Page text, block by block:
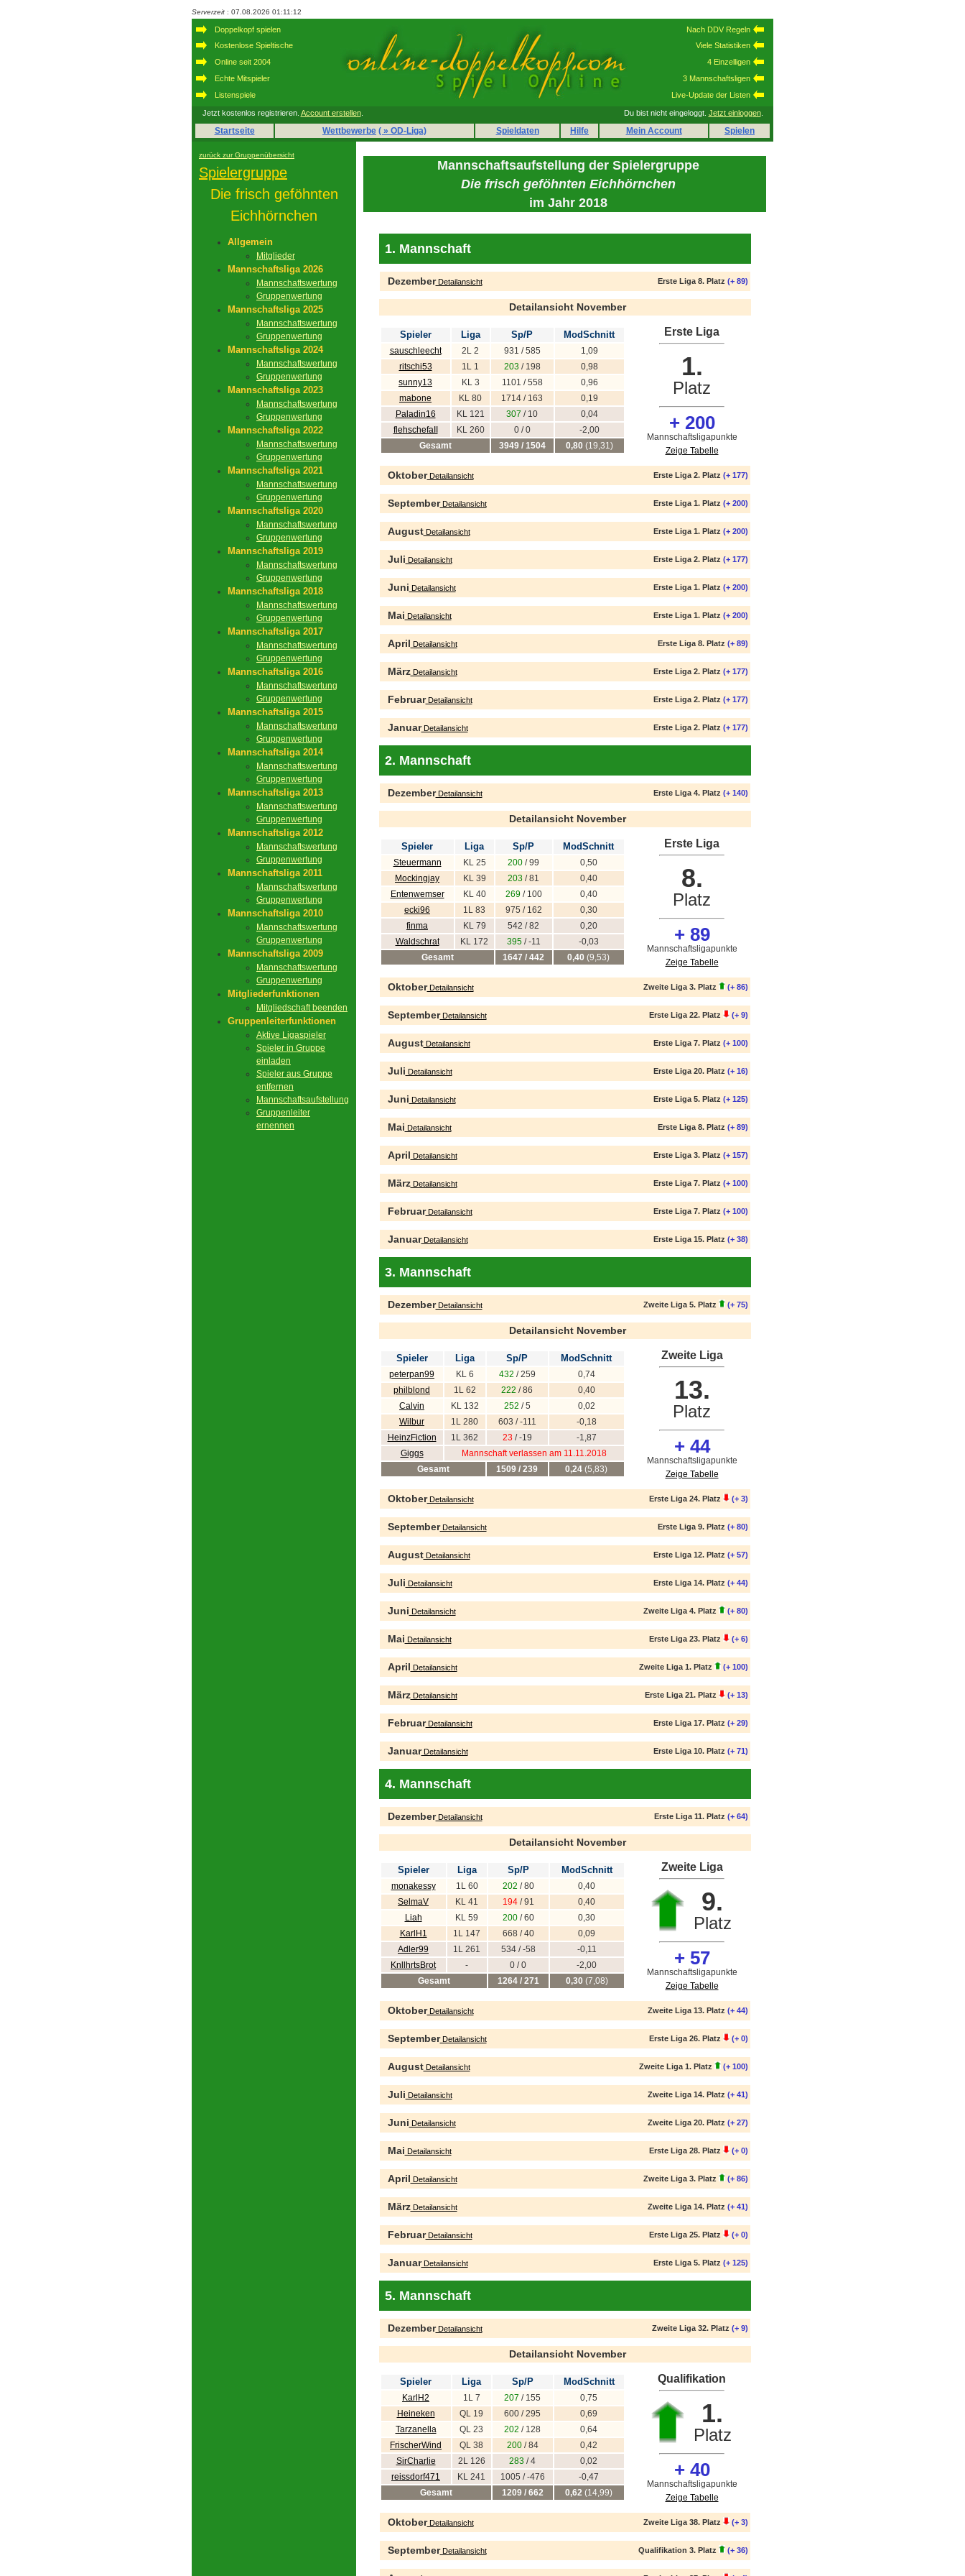
Serverzeit : 07.08.2026 01:11:12
Doppelkopf spielen
Kostenlose Spieltische
Online seit 2004
Echte Mitspieler
Listenspiele
Nach DDV Regeln
Viele Statistiken
4 Einzelligen
3 Mannschaftsligen
Live-Update der Listen
Jetzt kostenlos registrieren. Account erstellen. Du bist nicht eingeloggt. Jetzt einloggen.
Startseite Wettbewerbe ( » OD-Liga) Spieldaten Hilfe Mein Account Spielen
zurück zur Gruppenübersicht
Spielergruppe
Die frisch geföhnten
Eichhörnchen
Allgemein
Mitglieder
Mannschaftsliga 2026
Mannschaftswertung
Gruppenwertung
Mannschaftsliga 2025
Mannschaftswertung
Gruppenwertung
Mannschaftsliga 2024
Mannschaftswertung
Gruppenwertung
Mannschaftsliga 2023
Mannschaftswertung
Gruppenwertung
Mannschaftsliga 2022
Mannschaftswertung
Gruppenwertung
Mannschaftsliga 2021
Mannschaftswertung
Gruppenwertung
Mannschaftsliga 2020
Mannschaftswertung
Gruppenwertung
Mannschaftsliga 2019
Mannschaftswertung
Gruppenwertung
Mannschaftsliga 2018
Mannschaftswertung
Gruppenwertung
Mannschaftsliga 2017
Mannschaftswertung
Gruppenwertung
Mannschaftsliga 2016
Mannschaftswertung
Gruppenwertung
Mannschaftsliga 2015
Mannschaftswertung
Gruppenwertung
Mannschaftsliga 2014
Mannschaftswertung
Gruppenwertung
Mannschaftsliga 2013
Mannschaftswertung
Gruppenwertung
Mannschaftsliga 2012
Mannschaftswertung
Gruppenwertung
Mannschaftsliga 2011
Mannschaftswertung
Gruppenwertung
Mannschaftsliga 2010
Mannschaftswertung
Gruppenwertung
Mannschaftsliga 2009
Mannschaftswertung
Gruppenwertung
Mitgliederfunktionen
Mitgliedschaft beenden
Gruppenleiterfunktionen
Aktive Ligaspieler
Spieler in Gruppe
einladen
Spieler aus Gruppe
entfernen
Mannschaftsaufstellung
Gruppenleiter
ernennen
Mannschaftsaufstellung der Spielergruppe
Die frisch geföhnten Eichhörnchen
im Jahr 2018
1. Mannschaft
DezemberDetailansicht Erste Liga 8. Platz (+ 89)
Detailansicht November
Spieler Liga Sp/P ModSchnitt
sauschleecht 2L 2 931 / 585
1,09
ritschi53
1L 1 203/ 198
0,98
sunny13
KL 3 1101 / 558
0,96
mabone
KL 80 1714 / 163
0,19
Paladin16
KL 121 307 / 10
0,04
flehschefaII
KL 260 0 / 0
-2,00
Gesamt
3949 / 1504 0,80 (19,31)
Erste Liga
1.
Platz
+ 200
Mannschaftsligapunkte
Zeige Tabelle
OktoberDetailansicht Erste Liga 2. Platz (+ 177)
SeptemberDetailansicht Erste Liga 1. Platz (+ 200)
AugustDetailansicht Erste Liga 1. Platz (+ 200)
Juli Detailansicht Erste Liga 2. Platz (+ 177)
Juni Detailansicht Erste Liga 1. Platz (+ 200)
Mai Detailansicht Erste Liga 1. Platz (+ 200)
April Detailansicht Erste Liga 8. Platz (+ 89)
MärzDetailansicht Erste Liga 2. Platz (+ 177)
FebruarDetailansicht Erste Liga 2. Platz (+ 177)
JanuarDetailansicht Erste Liga 2. Platz (+ 177)
2. Mannschaft
DezemberDetailansicht Erste Liga 4. Platz (+ 140)
Detailansicht November
Spieler Liga Sp/P ModSchnitt
Steuermann KL 25 200 / 99
0,50
Mockingjay
KL 39 203 / 81
0,40
Entenwemser
KL 40 269/ 100
0,40
ecki96
1L 83 975 / 162
0,30
finma
KL 79 542 / 82
0,20
Waldschrat
KL 172 395/ -11
-0,03
Gesamt
1647 / 442 0,40 (9,53)
Erste Liga
8.
Platz
+ 89
Mannschaftsligapunkte
Zeige Tabelle
OktoberDetailansicht Zweite Liga 3. Platz (+ 86)
SeptemberDetailansicht Erste Liga 22. Platz (+ 9)
AugustDetailansicht Erste Liga 7. Platz (+ 100)
Juli Detailansicht Erste Liga 20. Platz (+ 16)
Juni Detailansicht Erste Liga 5. Platz (+ 125)
Mai Detailansicht Erste Liga 8. Platz (+ 89)
April Detailansicht Erste Liga 3. Platz (+ 157)
MärzDetailansicht Erste Liga 7. Platz (+ 100)
FebruarDetailansicht Erste Liga 7. Platz (+ 100)
JanuarDetailansicht Erste Liga 15. Platz (+ 38)
3. Mannschaft
DezemberDetailansicht Zweite Liga 5. Platz (+ 75)
Detailansicht November
Spieler Liga Sp/P ModSchnitt
peterpan99 KL 6 432 / 259
0,74
philblond
1L 62 222 / 86
0,40
Calvin
KL 132 252 / 5
0,02
Wilbur
1L 280 603 / -111
-0,18
HeinzFiction
1L 362 23 / -19
-1,87
Giggs
Mannschaft verlassen am 11.11.2018
Gesamt
1509 / 239 0,24 (5,83)
Zweite Liga
13.
Platz
+ 44
Mannschaftsligapunkte
Zeige Tabelle
OktoberDetailansicht Erste Liga 24. Platz (+ 3)
SeptemberDetailansicht Erste Liga 9. Platz (+ 80)
AugustDetailansicht Erste Liga 12. Platz (+ 57)
Juli Detailansicht Erste Liga 14. Platz (+ 44)
Juni Detailansicht Zweite Liga 4. Platz (+ 80)
Mai Detailansicht Erste Liga 23. Platz (+ 6)
April Detailansicht Zweite Liga 1. Platz (+ 100)
MärzDetailansicht Erste Liga 21. Platz (+ 13)
FebruarDetailansicht Erste Liga 17. Platz (+ 29)
JanuarDetailansicht Erste Liga 10. Platz (+ 71)
4. Mannschaft
DezemberDetailansicht Erste Liga 11. Platz (+ 64)
Detailansicht November
Spieler Liga Sp/P ModSchnitt
monakessy 1L 60 202 / 80
0,40
SelmaV
KL 41 194/ 91
0,40
Liah
KL 59 200/ 60
0,30
KarlH1
1L 147 668 / 40
0,09
Adler99
1L 261 534 / -58
-0,11
KnllhrtsBrot
- 0 / 0
-2,00
Gesamt
1264 / 271 0,30 (7,08)
Zweite Liga
9.
Platz
+ 57
Mannschaftsligapunkte
Zeige Tabelle
OktoberDetailansicht Zweite Liga 13. Platz (+ 44)
SeptemberDetailansicht Erste Liga 26. Platz (+ 0)
AugustDetailansicht Zweite Liga 1. Platz (+ 100)
Juli Detailansicht Zweite Liga 14. Platz (+ 41)
Juni Detailansicht Zweite Liga 20. Platz (+ 27)
Mai Detailansicht Erste Liga 28. Platz (+ 0)
April Detailansicht Zweite Liga 3. Platz (+ 86)
MärzDetailansicht Zweite Liga 14. Platz (+ 41)
FebruarDetailansicht Erste Liga 25. Platz (+ 0)
JanuarDetailansicht Erste Liga 5. Platz (+ 125)
5. Mannschaft
DezemberDetailansicht Zweite Liga 32. Platz (+ 9)
Detailansicht November
Spieler Liga Sp/P ModSchnitt
KarlH2 1L 7 207 / 155
0,75
Heineken
QL 19 600 / 295
0,69
Tarzanella
QL 23 202 / 128
0,64
FrischerWind
QL 38 200/ 84
0,42
SirCharlie
2L 126 283 / 4
0,02
reissdorf471
KL 241 1005 / -476
-0,47
Gesamt
1209 / 662 0,62 (14,99)
Qualifikation
1.
Platz
+ 40
Mannschaftsligapunkte
Zeige Tabelle
OktoberDetailansicht Zweite Liga 38. Platz (+ 3)
SeptemberDetailansicht Qualifikation 3. Platz (+ 36)